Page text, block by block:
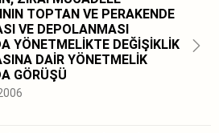
TOPTAN VE PERAKENDE
VE DEPOLANMASI
YÖNETMELİKTE DEĞİŞİKLİK
DAİR YÖNETMELİK
GÖRÜŞÜ